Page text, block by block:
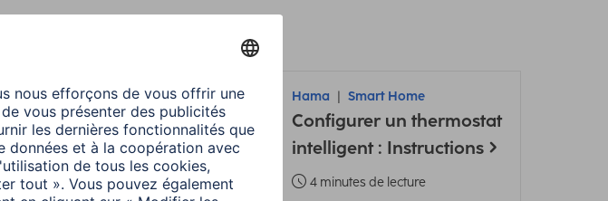
Hama Smart Home
Partage familial dans
Hama Home -
Instructions
Hama Smart Home
Configurer un thermostat
intelligent : Instructions
4 minutes de lecture